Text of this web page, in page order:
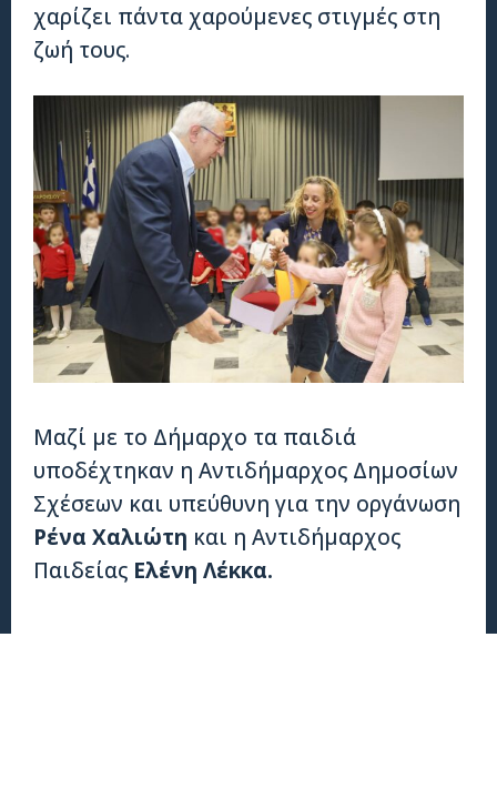
χαρίζει πάντα χαρούμενες στιγμές στη
ζωή τους.
Μαζί με το Δήμαρχο τα παιδιά
υποδέχτηκαν η Αντιδήμαρχος Δημοσίων
Σχέσεων και υπεύθυνη για την οργάνωση
Ρένα Χαλιώτη και η Αντιδήμαρχος
Παιδείας Ελένη Λέκκα.